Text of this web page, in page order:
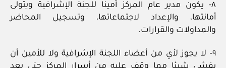
٨- يكون مدير عام المركز أمينا للجنة الإشرافية ويتولى
أمانتها، والإعداد لاجتماعاتها، وتسجيل المحاضر
والمداولات والقرارات.
٩- لا يجوز لأي من أعضاء اللجنة الإشرافية ولا للأمين أن